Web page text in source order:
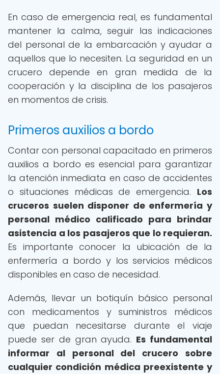
En caso de emergencia real, es fundamental
mantener la calma, seguir las indicaciones
del personal de la embarcación y ayudar a
aquellos que lo necesiten. La seguridad en un
crucero depende en gran medida de la
cooperación y la disciplina de los pasajeros
en momentos de crisis.
Primeros auxilios a bordo
Contar con personal capacitado en primeros
auxilios a bordo es esencial para garantizar
la atención inmediata en caso de accidentes
o situaciones médicas de emergencia. Los
cruceros suelen disponer de enfermería y
personal médico calificado para brindar
asistencia a los pasajeros que lo requieran.
Es importante conocer la ubicación de la
enfermería a bordo y los servicios médicos
disponibles en caso de necesidad.
Además, llevar un botiquín básico personal
con medicamentos y suministros médicos
que puedan necesitarse durante el viaje
puede ser de gran ayuda. Es fundamental
informar al personal del crucero sobre
cualquier condición médica preexistente y